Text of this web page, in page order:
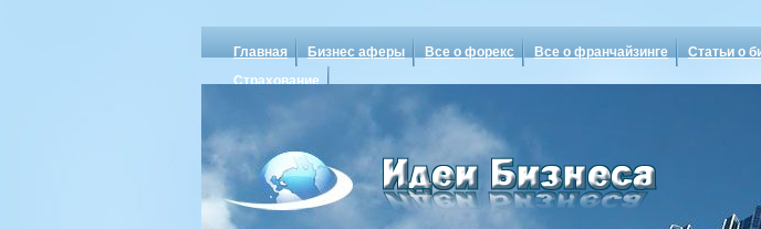
Главная Бизнес аферы Все о форекс Все о франчайзинге
Статьи о
Страхование